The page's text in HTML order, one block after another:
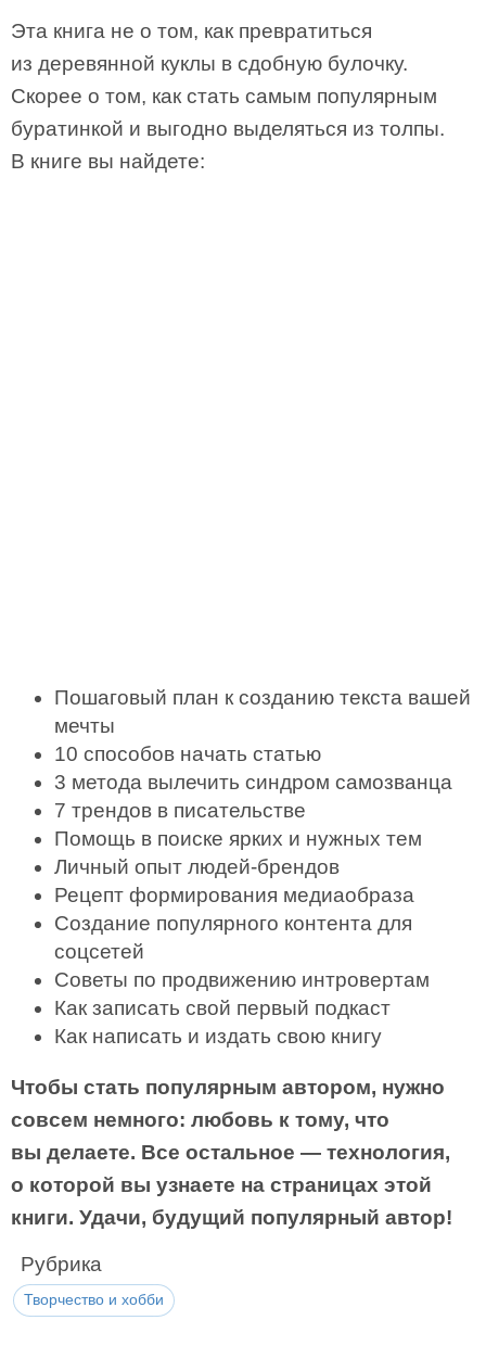
Эта книга не о том, как превратиться
из деревянной куклы в сдобную булочку.
Скорее о том, как стать самым популярным
буратинкой и выгодно выделяться из толпы.
В книге вы найдете:
Пошаговый план к созданию текста вашей
мечты
10 способов начать статью
3 метода вылечить синдром самозванца
7 трендов в писательстве
Помощь в поиске ярких и нужных тем
Личный опыт людей-брендов
Рецепт формирования медиаобраза
Создание популярного контента для
соцсетей
Советы по продвижению интровертам
Как записать свой первый подкаст
Как написать и издать свою книгу
Чтобы стать популярным автором, нужно
совсем немного: любовь к тому, что
вы делаете. Все остальное — технология,
о которой вы узнаете на страницах этой
книги. Удачи, будущий популярный автор!
Рубрика
Творчество и хобби